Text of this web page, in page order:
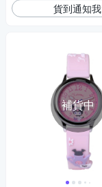
貨到通知我
補貨中